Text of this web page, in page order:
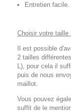
Entretien facile.
Choisir votre taille
Il est possible
2 tailles
L), pour cela il
puis de nous
maillot.
Vous pouvez
suffit de le